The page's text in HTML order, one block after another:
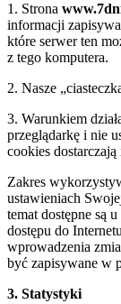
1. Strona
informacji
które serwer ten
z tego komputera.
2. Nasze
3. Warunkiem
przeglądarkę i nie
cookies
Zakres
ustawieniach
temat dostępne są
dostępu do
wprowadzenia
być zapisywane w
3. Statystyki